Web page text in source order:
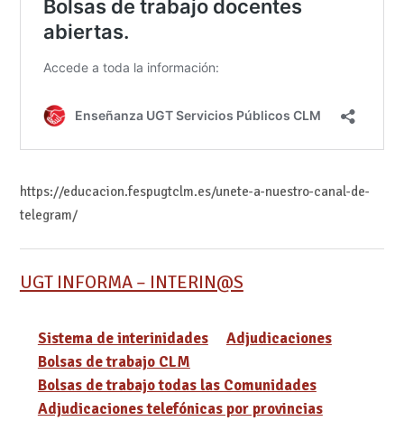
https://educacion.fespugtclm.es/unete-a-nuestro-canal-de-
telegram/
UGT INFORMA – INTERIN@S
Sistema de interinidades
Adjudicaciones
Bolsas de trabajo CLM
Bolsas de trabajo todas las Comunidades
Adjudicaciones telefónicas por provincias